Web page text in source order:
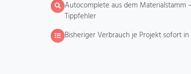
Autocomplete aus dem Materialstamm
Tippfehler
Bisheriger Verbrauch je Projekt sofort